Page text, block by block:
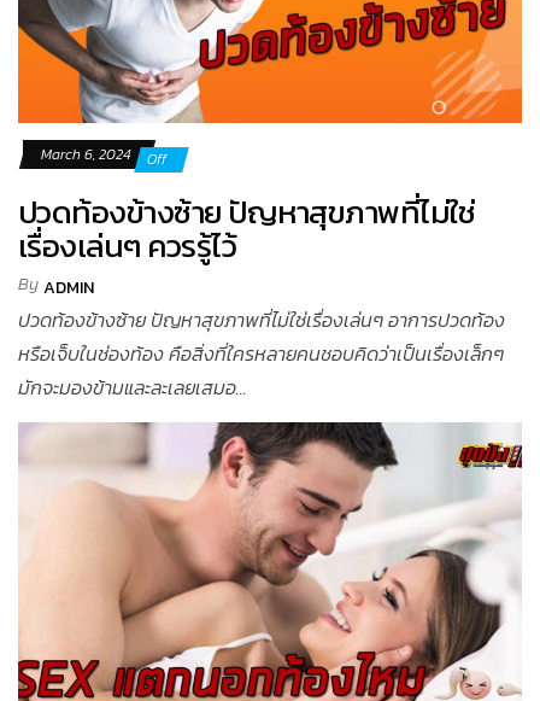
March 6, 2024 Off
ปวดท้องข้างซ้าย ปัญหาสุขภาพที่ไม่ใช่
เรื่องเล่นๆ ควรรู้ไว้
ByADMIN
ปวดท้องข้างซ้าย ปัญหาสุขภาพที่ไม่ใช่เรื่องเล่นๆ อาการปวดท้อง
หรือเจ็บในช่องท้อง คือสิ่งที่ใครหลายคนชอบคิดว่าเป็นเรื่องเล็กๆ
มักจะมองข้ามและละเลยเสมอ...